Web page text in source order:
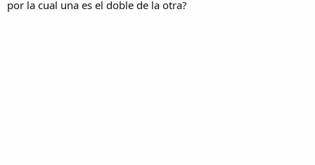
i
por la cual una es el doble de la otra?